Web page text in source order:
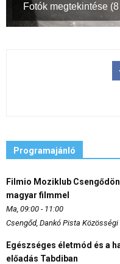
Fotók megtekintése
Programajánló
Filmio Moziklub
magyar filmmel
Ma, 09:00 - 11:00
Csengőd, Dankó Pista Közösségi
Egészséges életmód és a
előadás Tabdiban